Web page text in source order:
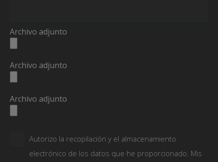
Archivo adjunto
Archivo adjunto
Archivo adjunto
Autorizo la recopilación y el almacenamiento
electrónico de los datos que he proporcionado. Mis